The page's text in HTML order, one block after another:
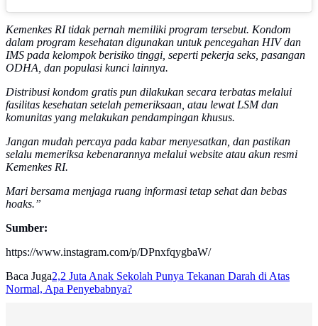
Kemenkes RI tidak pernah memiliki program tersebut. Kondom
dalam program kesehatan digunakan untuk pencegahan HIV dan
IMS pada kelompok berisiko tinggi, seperti pekerja seks, pasangan
ODHA, dan populasi kunci lainnya.
Distribusi kondom gratis pun dilakukan secara terbatas melalui
fasilitas kesehatan setelah pemeriksaan, atau lewat LSM dan
komunitas yang melakukan pendampingan khusus.
Jangan mudah percaya pada kabar menyesatkan, dan pastikan
selalu memeriksa kebenarannya melalui website atau akun resmi
Kemenkes RI.
Mari bersama menjaga ruang informasi tetap sehat dan bebas
hoaks.”
Sumber:
https://www.instagram.com/p/DPnxfqygbaW/
Baca Juga2,2 Juta Anak Sekolah Punya Tekanan Darah di Atas
Normal, Apa Penyebabnya?